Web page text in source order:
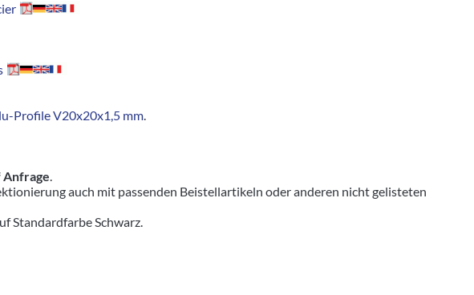
Profile V20x20x1,5 mm.
Anfrage.
auch mit passenden Beistellartikeln oder anderen nicht gelisteten
Standardfarbe Schwarz.